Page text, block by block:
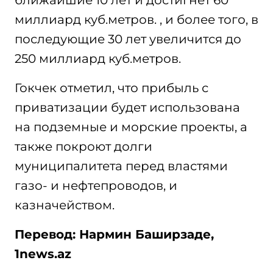
миллиард куб.метров. , и более того, в
последующие 30 лет увеличится до
250 миллиард куб.метров.
Гокчек отметил, что прибыль с
приватизации будет использована
на подземные и морские проекты, а
также покроют долги
муниципалитета перед властями
газо- и нефтепроводов, и
казначейством.
Перевод: Нармин Баширзаде,
1news.az